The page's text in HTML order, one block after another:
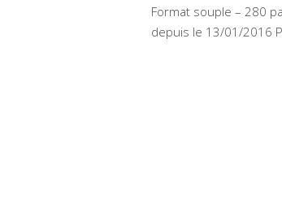
Format souple – 280
depuis le 13/01/2016